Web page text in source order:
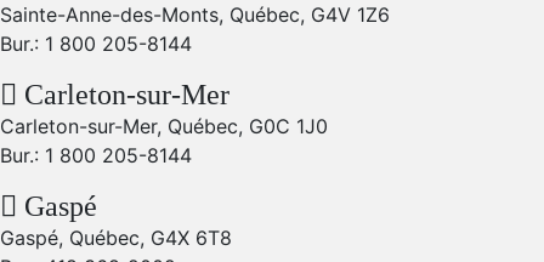
Sainte-Anne-des-Monts, Québec, G4V 1Z6
Bur.: 1 800 205-8144
Carleton-sur-Mer
Carleton-sur-Mer, Québec, G0C 1J0
Bur.: 1 800 205-8144
Gaspé
Gaspé, Québec, G4X 6T8